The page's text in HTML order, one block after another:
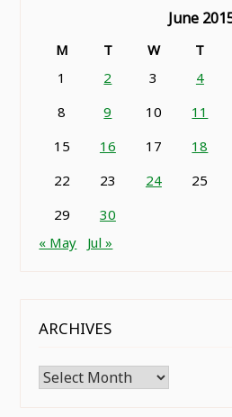
June
M T W T
1
2 3 4
8
9 10 11
15
16 17 18
22
23 24 25
29
30
« May
Jul »
ARCHIVES
Archives